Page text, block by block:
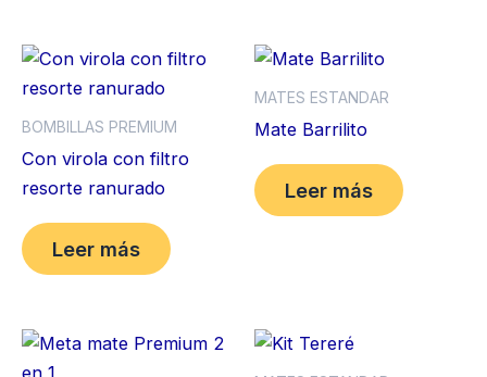
BOMBILLAS PREMIUM
Con virola con filtro
resorte ranurado
Leer más
MATES ESTANDAR
Mate Barrilito
Leer más